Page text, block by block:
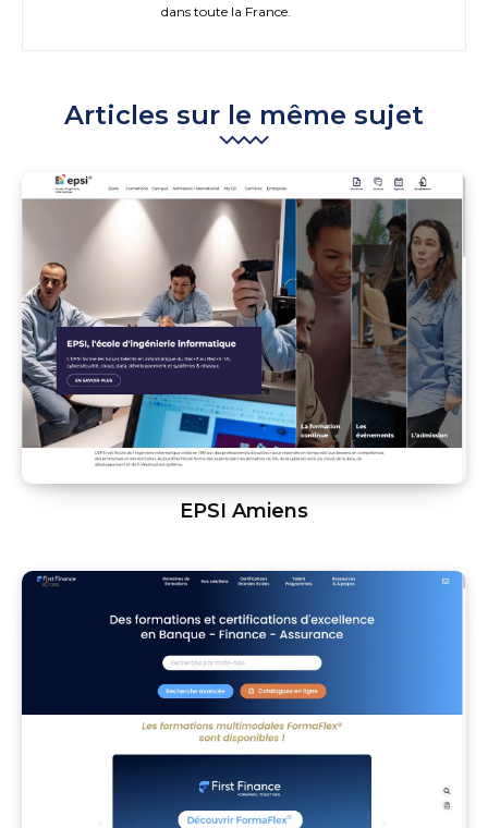
dans toute la France.
Articles sur le même sujet
EPSI Amiens